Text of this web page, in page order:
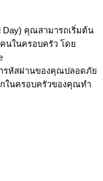
Day) คุณสามารถเริ่มต้น
นในครอบครัว โดย
ารหัสผ่านของคุณปลอดภัย
ในครอบครัวของคุณทำ